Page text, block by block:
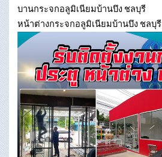
บานกระจกอลูมิเนียมบ้านบึง ชลบุรี
หน้าต่างกระจกอลูมิเนียมบ้านบึง ชลบุรี